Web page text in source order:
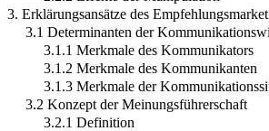
3. Erklärungsansätze des
3.1 Determinanten der
3.1.1 Merkmale des Kommunikators
3.1.2 Merkmale des Kommunikanten
3.1.3 Merkmale der
3.2 Konzept der Meinungsführerschaft
3.2.1 Definition